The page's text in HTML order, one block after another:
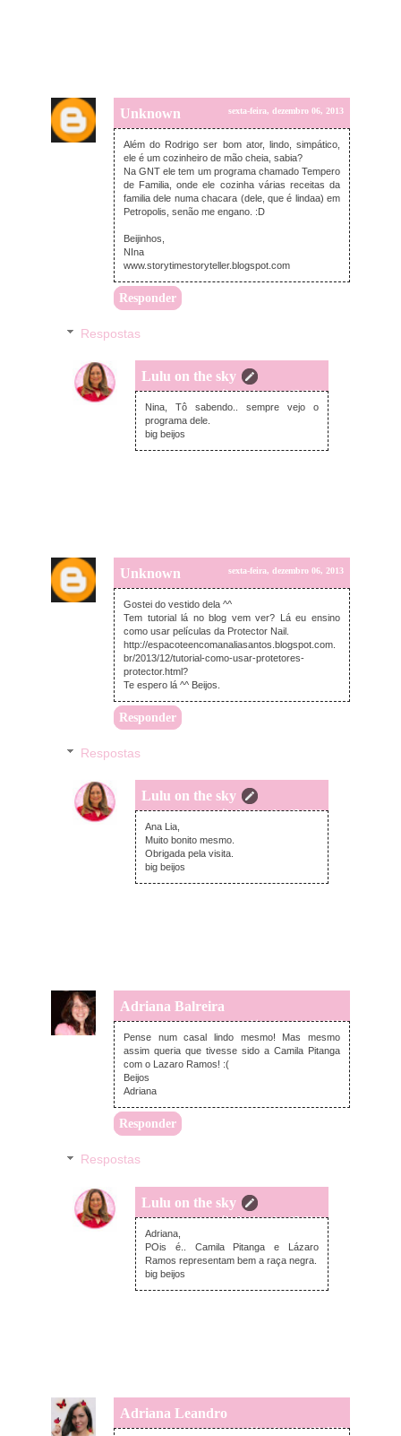
Unknown sexta-feira, dezembro 06, 2013
Além do Rodrigo ser bom ator, lindo, simpático,
ele é um cozinheiro de mão cheia, sabia?
Na GNT ele tem um programa chamado Tempero
de Familia, onde ele cozinha várias receitas da
familia dele numa chacara (dele, que é lindaa) em
Petropolis, senão me engano. :D
Beijinhos,
NIna
www.storytimestoryteller.blogspot.com
Responder
Respostas
Lulu on the sky
sábado, dezembro 07, 2013
Nina, Tô sabendo.. sempre vejo o
programa dele.
big beijos
Unknown sexta-feira, dezembro 06, 2013
Gostei do vestido dela ^^
Tem tutorial lá no blog vem ver? Lá eu ensino
como usar películas da Protector Nail.
http://espacoteencomanaliasantos.blogspot.com.
br/2013/12/tutorial-como-usar-protetores-
protector.html?
Te espero lá ^^ Beijos.
Responder
Respostas
Lulu on the sky
sábado, dezembro 07, 2013
Ana Lia,
Muito bonito mesmo.
Obrigada pela visita.
big beijos
Adriana Balreira
sexta-feira, dezembro 06, 2013
Pense num casal lindo mesmo! Mas mesmo
assim queria que tivesse sido a Camila Pitanga
com o Lazaro Ramos! :(
Beijos
Adriana
Responder
Respostas
Lulu on the sky
sábado, dezembro 07, 2013
Adriana,
POis é.. Camila Pitanga e Lázaro
Ramos representam bem a raça negra.
big beijos
Adriana Leandro
sexta-feira, dezembro 06, 2013